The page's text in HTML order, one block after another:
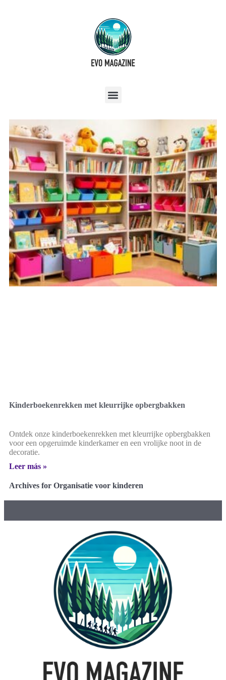
Kinderboekenrekken met kleurrijke opbergbakken
Ontdek onze kinderboekenrekken met kleurrijke opbergbakken
voor een opgeruimde kinderkamer en een vrolijke noot in de
decoratie.
Leer más »
Archives for Organisatie voor kinderen